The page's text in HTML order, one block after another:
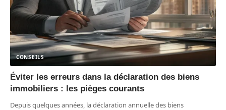
CONSEILS
Éviter les erreurs dans la déclaration des biens
immobiliers : les pièges courants
Depuis quelques années, la déclaration annuelle des biens